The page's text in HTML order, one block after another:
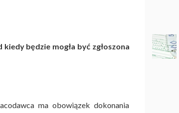
kiedy będzie mogła być zgłoszona
ma obowiązek dokonania